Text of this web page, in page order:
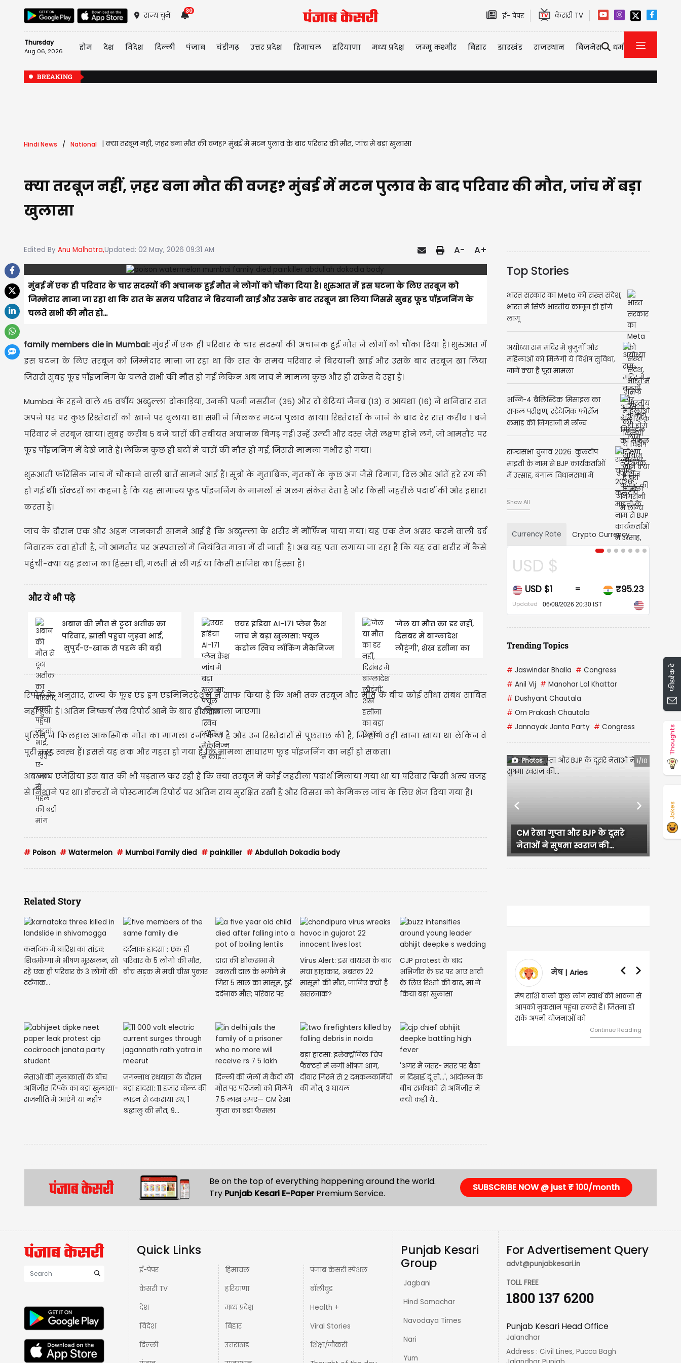
राज्य चुनें
30
ई- पेपर केसरी TV
Thursday
Aug 06, 2026 होम देश विदेश दिल्ली पंजाब चंडीगढ़ उत्तर प्रदेश हिमाचल हरियाणा मध्य प्रदेश़ जम्मू कश्मीर बिहार झारखंड राजस्थान बिज़नेस धर्म
BREAKING
Hindi News National |क्या तरबूज नहीं, ज़हर बना मौत की वजह? मुंबई में मटन पुलाव के बाद परिवार की मौत, जांच में बड़ा खुलासा
क्या तरबूज नहीं, ज़हर बना मौत की वजह? मुंबई में मटन पुलाव के बाद परिवार की मौत, जांच में बड़ा
खुलासा
Edited By Anu Malhotra,Updated: 02 May, 2026 09:31 AM A- A+
मुंबई में एक ही परिवार के चार सदस्यों की अचानक हुई मौत ने लोगों को चौंका दिया है। शुरुआत में इस घटना के लिए तरबूज को
जिम्मेदार माना जा रहा था कि रात के समय परिवार ने बिरयानी खाई और उसके बाद तरबूज खा लिया जिससे सुबह फूड पॉइजनिंग के
चलते सभी की मौत हो...
family members die in Mumbai:मुंबई में एक ही परिवार के चार सदस्यों की अचानक हुई मौत ने लोगों को चौंका दिया है। शुरुआत में
इस घटना के लिए तरबूज को जिम्मेदार माना जा रहा था कि रात के समय परिवार ने बिरयानी खाई और उसके बाद तरबूज खा लिया
जिससे सुबह फूड पॉइजनिंग के चलते सभी की मौत हो गई लेकिन अब जांच में मामला कुछ और ही संकेत दे रहा है।
Mumbai के रहने वाले 45 वर्षीय अब्दुल्ला दोकाड़िया, उनकी पत्नी नसरीन (35) और दो बेटियां जैनब (13) व आयशा (16) ने शनिवार रात
अपने घर पर कुछ रिश्तेदारों को खाने पर बुलाया था। सभी ने मिलकर मटन पुलाव खाया। रिश्तेदारों के जाने के बाद देर रात करीब 1 बजे
परिवार ने तरबूज खाया। सुबह करीब 5 बजे चारों की तबीयत अचानक बिगड़ गई। उन्हें उल्टी और दस्त जैसे लक्षण होने लगे, जो आमतौर पर
फूड पॉइजनिंग में देखे जाते हैं। लेकिन कुछ ही घंटों में चारों की मौत हो गई, जिससे मामला गंभीर हो गया।
शुरूआती फॉरेंसिक जांच में चौंकाने वाली बातें सामने आई हैं। सूत्रों के मुताबिक, मृतकों के कुछ अंग जैसे दिमाग, दिल और आंतें हरे रंग की
हो गई थीं। डॉक्टरों का कहना है कि यह सामान्य फूड पॉइजनिंग के मामलों से अलग संकेत देता है और किसी जहरीले पदार्थ की ओर इशारा
करता है।
जांच के दौरान एक और अहम जानकारी सामने आई है कि अब्दुल्ला के शरीर में मॉर्फिन पाया गया। यह एक तेज असर करने वाली दर्द
निवारक दवा होती है, जो आमतौर पर अस्पतालों में नियंत्रित मात्रा में दी जाती है। अब यह पता लगाया जा रहा है कि यह दवा शरीर में कैसे
पहुंची-क्या यह इलाज का हिस्सा थी, गलती से ली गई या किसी साजिश का हिस्सा है।
और ये भी पढ़े
अबान की मौत से टूटा अतीक का
परिवार, झांसी पहुंचा जुड़वां भाई,
सुपुर्द-ए-खाक से पहले की बड़ी
एयर इंडिया AI-171 प्लेन क्रैश
जांच में बड़ा खुलासा: फ्यूल
कंट्रोल स्विच लॉकिंग मैकेनिज्म
'जेल या मौत का डर नहीं,
दिसंबर में बांग्लादेश
लौटूंगी', शेख हसीना का
रिपोर्ट के अनुसार, राज्य के फूड एंड ड्रग एडमिनिस्ट्रेशन ने साफ किया है कि अभी तक तरबूज और मौत के बीच कोई सीधा संबंध साबित
नहीं हुआ है। अंतिम निष्कर्ष लैब रिपोर्ट आने के बाद ही निकाला जाएगा।
पुलिस ने फिलहाल आकस्मिक मौत का मामला दर्ज किया है और उन रिश्तेदारों से पूछताछ की है, जिन्होंने वही खाना खाया था लेकिन वे
पूरी तरह स्वस्थ हैं। इससे यह शक और गहरा हो गया है कि मामला साधारण फूड पॉइजनिंग का नहीं हो सकता।
अब जांच एजेंसियां इस बात की भी पड़ताल कर रही हैं कि क्या तरबूज में कोई जहरीला पदार्थ मिलाया गया था या परिवार किसी अन्य वजह
से निशाने पर था। डॉक्टरों ने पोस्टमार्टम रिपोर्ट पर अंतिम राय सुरक्षित रखी है और विसरा को केमिकल जांच के लिए भेज दिया गया है।
# Poison # Watermelon # Mumbai Family died # painkiller # Abdullah Dokadia body
Related Story
कर्नाटक में बारिश का तांडव:
शिवमोग्गा में भीषण भूस्खलन, सो
रहे एक ही परिवार के 3 लोगों की
दर्दनाक...
दर्दनाक हादसा : एक ही
परिवार के 5 लोगों की मौत,
बीच सड़क में मची चीख पुकार
दादा की शोकसभा में
उबलती दाल के भगोने में
गिरा 5 साल का मासूम, हुई
दर्दनाक मौत; परिवार पर
Virus Alert: इस वायरस के बाद
मचा हाहाकार, अबतक 22
मासूमों की मौत, जानिए क्यों है
खतरनाक?
CJP protest के बाद
अभिजीत के घर पर आए शादी
के लिए रिश्तों की बाढ़, मां ने
किया बड़ा खुलासा
नेताओं की मुलाकातों के बीच
अभिजीत दिपके का बड़ा खुलासा-
राजनीति में आएंगे या नहीं?
जगन्नाथ रथयात्रा के दौरान
बड़ा हादसा: 11 हजार वोल्ट की
लाइन से टकराया रथ, 1
श्रद्धालु की मौत, 9...
दिल्ली की जेलों में कैदी की
मौत पर परिजनों को मिलेंगे
7.5 लाख रुपए— CM रेखा
गुप्ता का बड़ा फैसला
बड़ा हादसा: इलेक्ट्रॉनिक चिप
फैक्टरी में लगी भीषण आग,
दीवार गिरने से 2 दमकलकर्मियों
की मौत, 3 घायल
'अगर मैं जंतर- मंतर पर बैठा
न दिखाई दूं तो...', आंदोलन के
बीच सर्मथकों से अभिजीत ने
क्यों कही ये...
Top Stories
भारत सरकार का Meta को सख्त संदेश,
भारत में सिर्फ भारतीय कानून ही होंगे
लागू
अयोध्या राम मंदिर में बुजुर्गों और
महिलाओं को मिलेगी ये विशेष सुविधा,
जानें क्या है पूरा मामला
अग्नि-4 बैलिस्टिक मिसाइल का
सफल परीक्षण, स्ट्रैटेजिक फोर्सेज
कमांड की निगरानी में लॉन्च
राज्यसभा चुनाव 2026ः कुलदीप
माइती के नाम से BJP कार्यकर्ताओं
में उत्साह, बंगाल विधानसभा में
बीजेपी विधायक 207
Show All
Currency Rate Crypto Currency
USD $
USD $1 = ₹95.23
Updated 06/08/2026 20:30 IST
Trending Topics
# Jaswinder Bhalla # Congress
# Anil Vij # Manohar Lal Khattar
# Dushyant Chautala
# Om Prakash Chautala
# Jannayak Janta Party # Congress
Photos 1/10
CM रेखा गुप्ता और BJP के दूसरे
नेताओं ने सुषमा स्वराज की...
Previous Next
मेष | Aries
मेष राशि वालों कुछ लोग स्वार्थ की भावना से
आपको नुकसान पहुंचा सकते हैं। जितना हो
सके अपनी योजनाओं को
Continue Reading
वृष राशि
Be on the top of everything happening around the world.
Try Punjab Kesari E-PaperPremium Service.
SUBSCRIBE NOW @ just ₹ 100/month
Quick Links
ई-पेपर
केसरी TV
देश
विदेश
दिल्ली
हिमाचल
हरियाणा
मध्य प्रदेश़
बिहार
उत्तराखंड
पंजाब केसरी स्पेशल
बॉलीवुड
Health +
Viral Stories
शिक्षा/नौकरी
Punjab Kesari
Group
Jagbani
Hind Samachar
Navodaya Times
Nari
Yum
For Advertisement Query
advt@punjabkesari.in
TOLL FREE
1800 137 6200
Punjab Kesari Head Office
Jalandhar
Address : Civil Lines, Pucca Bagh
फीडबैक दें
Thoughts
Jokes